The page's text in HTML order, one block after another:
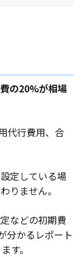
の20%が相場
代行費用、合
定している場
りません。
などの初期費
分かるレポート
す。